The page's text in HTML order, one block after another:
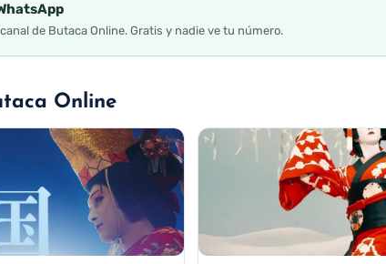
de Butaca Online. Gratis y nadie ve tu número.
Online